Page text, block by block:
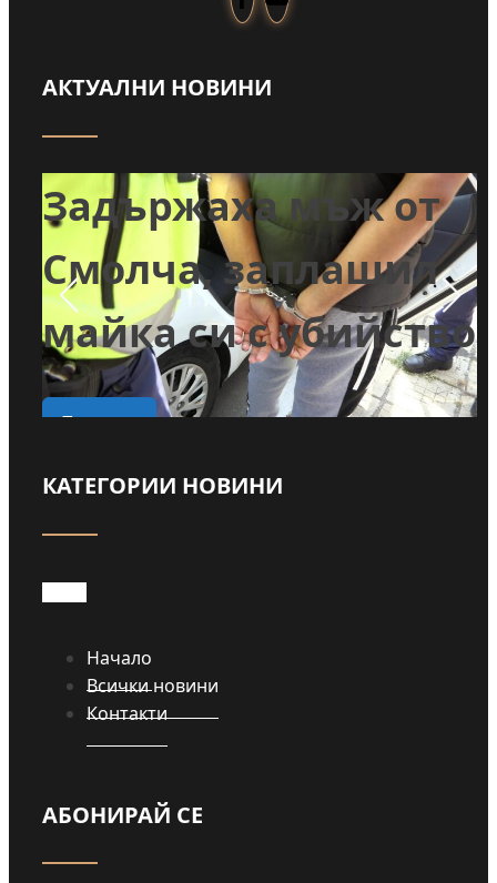
АКТУАЛНИ НОВИНИ
Задържаха мъж от
Смолча, заплашил
майка си с убийство
Прочети
КАТЕГОРИИ НОВИНИ
Начало
Всички новини
Контакти
АБОНИРАЙ СЕ